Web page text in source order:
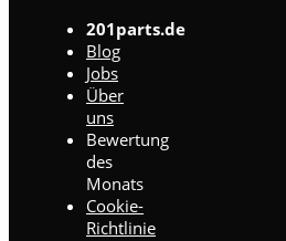
201parts.de
Blog
Jobs
Über
uns
Bewertung
des
Monats
Cookie-
Richtlinie